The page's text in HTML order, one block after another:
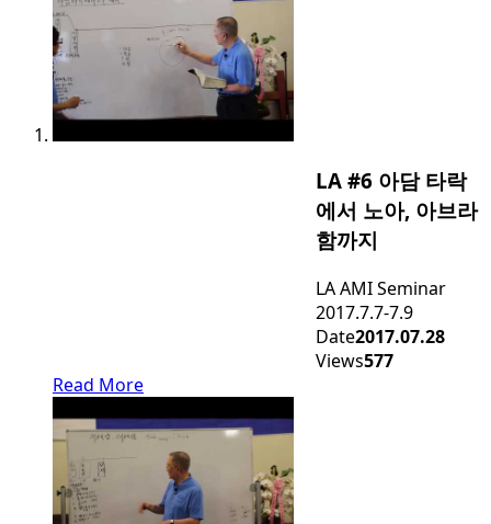
LA #6 아담 타락
에서 노아, 아브라
함까지
LA AMI Seminar
2017.7.7-7.9
Date2017.07.28
Views577
Read More